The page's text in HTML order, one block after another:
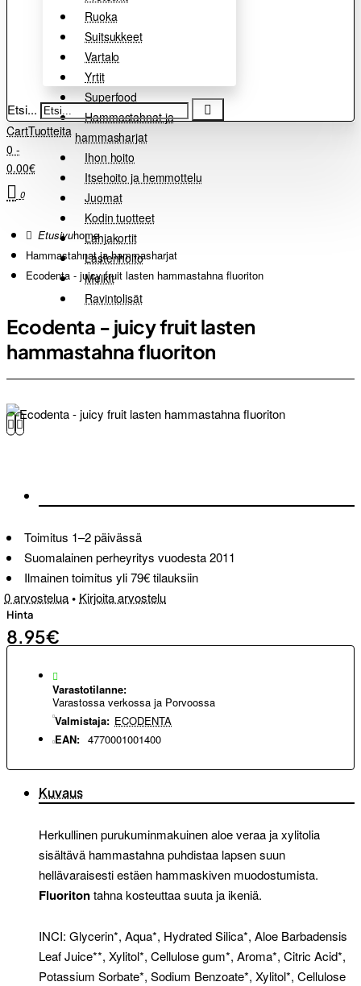
Ruoka
Suitsukkeet
Vartalo
Yrtit
Superfood
Hammastahnat ja
hammasharjat
Ihon hoito
Itsehoito ja hemmottelu
Juomat
Kodin tuotteet
Lahjakortit
Lastenhoito
Meikit
Ravintolisät
Etsi...
CartTuotteita
0 -
0.00€
0
home
Hammastahnat ja hammasharjat
Ecodenta - juicy fruit lasten hammastahna fluoriton
Ecodenta - juicy fruit lasten
hammastahna fluoriton
Toimitus 1–2 päivässä
Suomalainen perheyritys vuodesta 2011
Ilmainen toimitus yli 79€ tilauksiin
0 arvostelua• Kirjoita arvostelu
Hinta
8.95€
Varastotilanne:
Varastossa verkossa ja Porvoossa
Valmistaja: ECODENTA
EAN: 4770001001400
Kuvaus
Herkullinen purukuminmakuinen aloe veraa ja xylitolia
sisältävä hammastahna puhdistaa lapsen suun
hellävaraisesti estäen hammaskiven muodostumista.
Fluoritontahna kosteuttaa suuta ja ikeniä.
INCI: Glycerin*, Aqua*, Hydrated Silica*, Aloe Barbadensis
Leaf Juice**, Xylitol*, Cellulose gum*, Aroma*, Citric Acid*,
Potassium Sorbate*, Sodium Benzoate*, Xylitol*, Cellulose